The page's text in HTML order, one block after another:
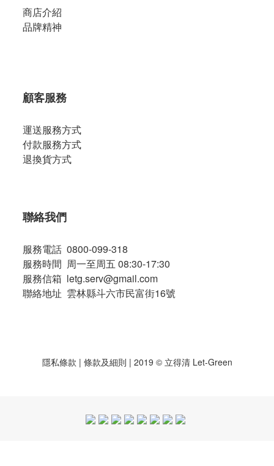
商店介紹
品牌精神
顧客服務
運送服務方式
付款服務方式
退換貨方式
聯絡我們
服務電話 0800-099-318
服務時間 周一至周五 08:30-17:30
服務信箱 letg.serv@gmail.com
聯絡地址 雲林縣斗六市民富街16號
隱私條款 | 條款及細則 | 2019 © 立得清 Let-Green